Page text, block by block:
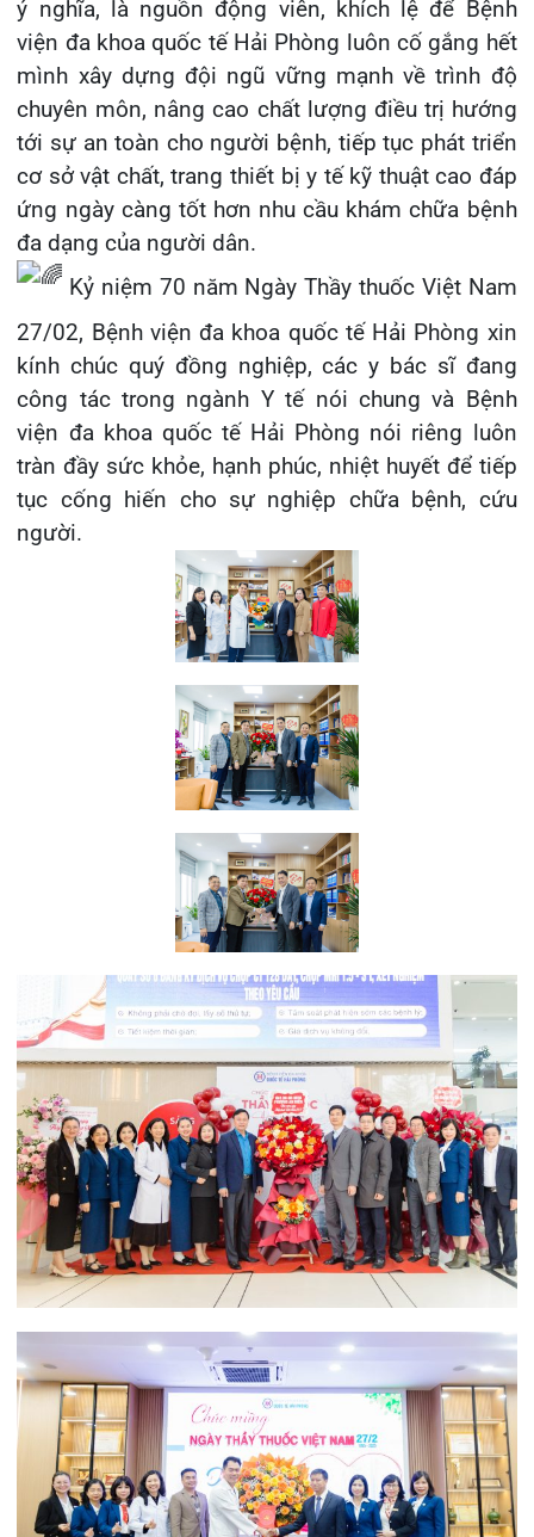
Khoa Cơ xương khớp – Thận tiết niệu – Dị
ứng miễn dịch
Khoa Tiêu hóa
Khoa Ung Bướu
Khoa Thần kinh – Đột quỵ
Khoa Thận nhân tạo
đa dạng của người dân.
Kỷ niệm 70 năm Ngày Thầy thuốc Việt Nam
27/02, Bệnh viện đa khoa quốc tế Hải Phòng xin
kính chúc quý đồng nghiệp, các y bác sĩ đang
công tác trong ngành Y tế nói chung và Bệnh
viện đa khoa quốc tế Hải Phòng nói riêng luôn
tràn đầy sức khỏe, hạnh phúc, nhiệt huyết để tiếp
tục cống hiến cho sự nghiệp chữa bệnh, cứu
người.